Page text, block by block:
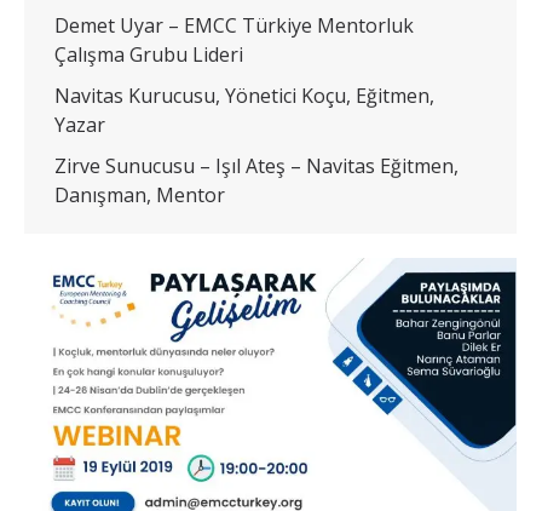
Demet Uyar – EMCC Türkiye Mentorluk
Çalışma Grubu Lideri
Navitas Kurucusu, Yönetici Koçu, Eğitmen,
Yazar
Zirve Sunucusu – Işıl Ateş – Navitas Eğitmen,
Danışman, Mentor